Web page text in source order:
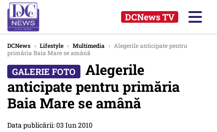
DCNews TV
DCNews › Lifestyle › Multimedia › Alegerile anticipate pentru
primăria Baia Mare se amână
Alegerile
anticipate pentru primăria
Baia Mare se amână
Data publicării: 03 Iun 2010